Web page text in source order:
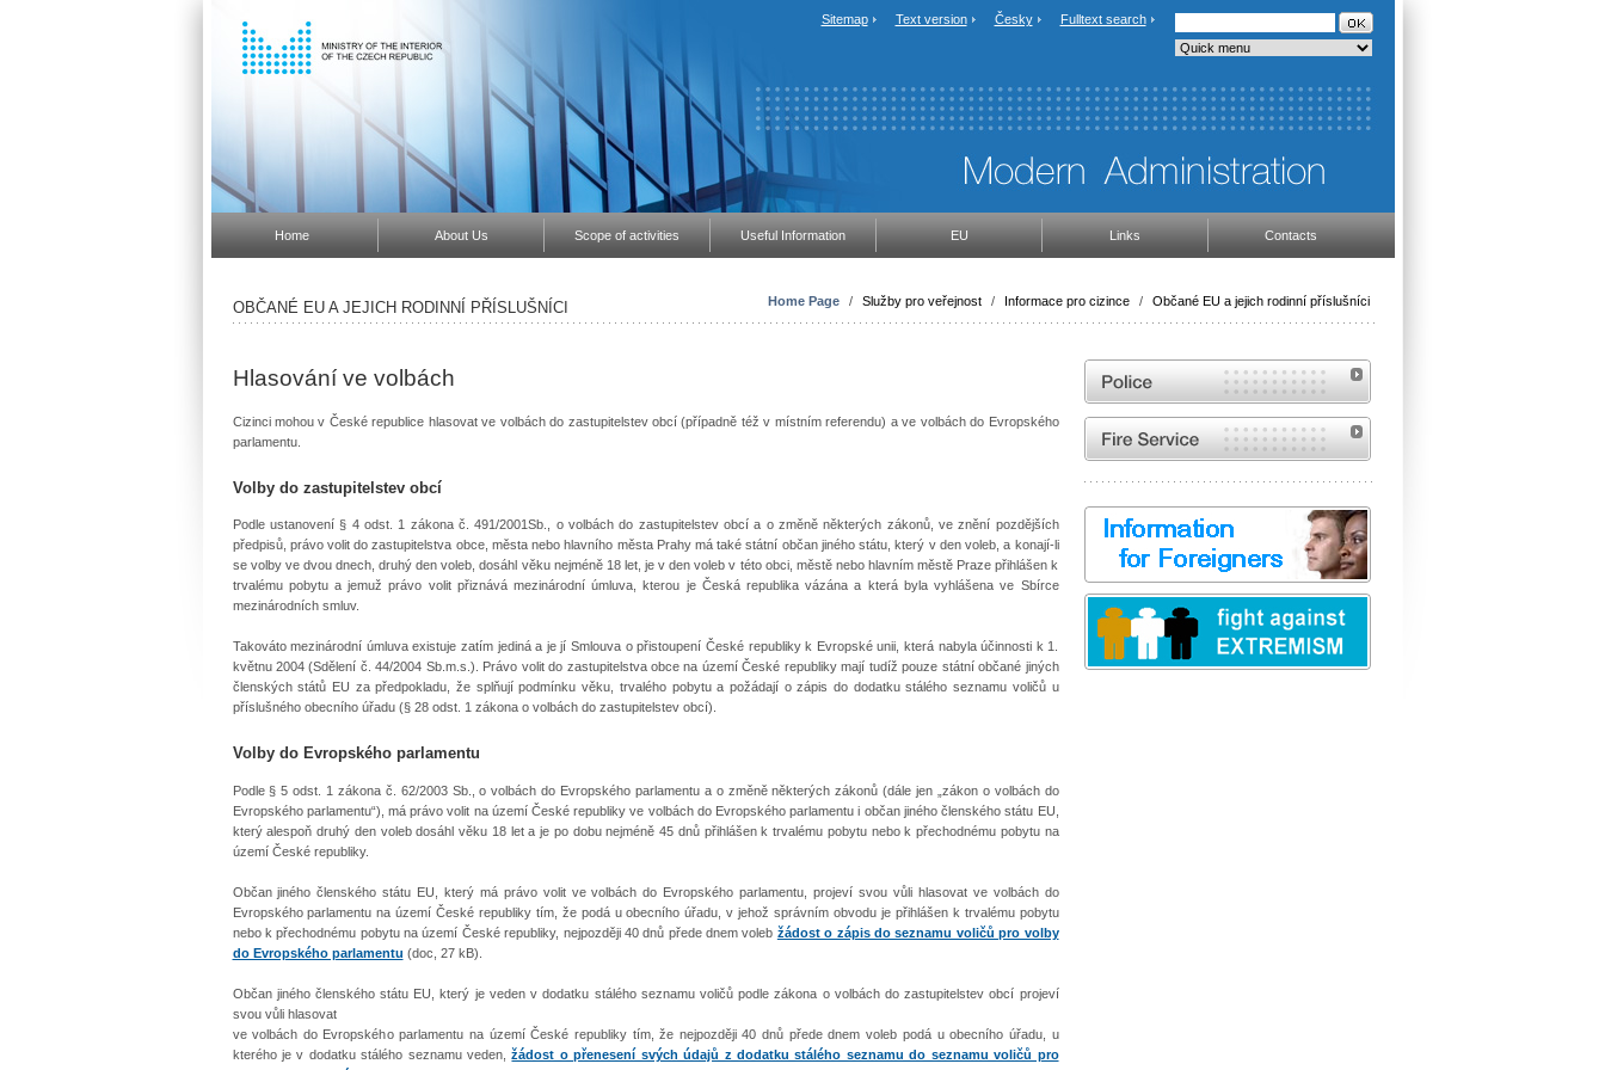
Sitemap Text version Česky Fulltext search
Home About Us Scope of activities Useful Information EU Links Contacts
Home Page / Služby pro veřejnost / Informace pro cizince / Občané EU a jejich rodinní příslušníci
OBČANÉ EU A JEJICH RODINNÍ PŘÍSLUŠNÍCI
Hlasování ve volbách
Cizinci mohou v České republice hlasovat ve volbách do zastupitelstev obcí (případně též v místním referendu) a ve volbách do Evropského
parlamentu.
Volby do zastupitelstev obcí
Podle ustanovení § 4 odst. 1 zákona č. 491/2001Sb., o volbách do zastupitelstev obcí a o změně některých zákonů, ve znění pozdějších
předpisů, právo volit do zastupitelstva obce, města nebo hlavního města Prahy má také státní občan jiného státu, který v den voleb, a konají-li
se volby ve dvou dnech, druhý den voleb, dosáhl věku nejméně 18 let, je v den voleb v této obci, městě nebo hlavním městě Praze přihlášen k
trvalému pobytu a jemuž právo volit přiznává mezinárodní úmluva, kterou je Česká republika vázána a která byla vyhlášena ve Sbírce
mezinárodních smluv.
Takováto mezinárodní úmluva existuje zatím jediná a je jí Smlouva o přistoupení České republiky k Evropské unii, která nabyla účinnosti k 1.
květnu 2004 (Sdělení č. 44/2004 Sb.m.s.). Právo volit do zastupitelstva obce na území České republiky mají tudíž pouze státní občané jiných
členských států EU za předpokladu, že splňují podmínku věku, trvalého pobytu a požádají o zápis do dodatku stálého seznamu voličů u
příslušného obecního úřadu (§ 28 odst. 1 zákona o volbách do zastupitelstev obcí).
Volby do Evropského parlamentu
Podle § 5 odst. 1 zákona č. 62/2003 Sb., o volbách do Evropského parlamentu a o změně některých zákonů (dále jen „zákon o volbách do
Evropského parlamentu“), má právo volit na území České republiky ve volbách do Evropského parlamentu i občan jiného členského státu EU,
který alespoň druhý den voleb dosáhl věku 18 let a je po dobu nejméně 45 dnů přihlášen k trvalému pobytu nebo k přechodnému pobytu na
území České republiky.
Občan jiného členského státu EU, který má právo volit ve volbách do Evropského parlamentu, projeví svou vůli hlasovat ve volbách do
Evropského parlamentu na území České republiky tím, že podá u obecního úřadu, v jehož správním obvodu je přihlášen k trvalému pobytu
nebo k přechodnému pobytu na území České republiky, nejpozději 40 dnů přede dnem voleb žádost o zápis do seznamu voličů pro volby
do Evropského parlamentu (doc, 27 kB).
Občan jiného členského státu EU, který je veden v dodatku stálého seznamu voličů podle zákona o volbách do zastupitelstev obcí projeví
svou vůli hlasovat
ve volbách do Evropského parlamentu na území České republiky tím, že nejpozději 40 dnů přede dnem voleb podá u obecního úřadu, u
kterého je v dodatku stálého seznamu veden,žádost o přenesení svých údajů z dodatku stálého seznamu do seznamu voličů pro
Website of the Police of the Czech Republic
Website of the Fire and Rescue Service of the
Czech Republic